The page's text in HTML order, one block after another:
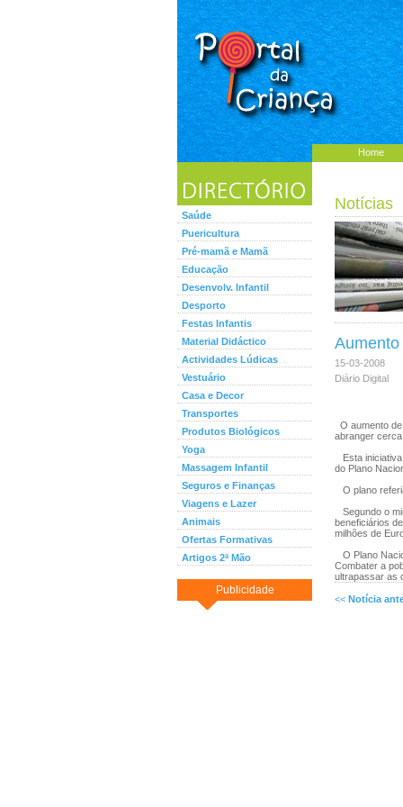
Home
Saúde
Puericultura
Pré-mamã e Mamã
Educação
Desenvolv. Infantil
Desporto
Festas Infantis
Material Didáctico
Actividades Lúdicas
Vestuário
Casa e Decor
Transportes
Produtos Biológicos
Yoga
Massagem Infantil
Seguros e Finanças
Viagens e Lazer
Animais
Ofertas Formativas
Artigos 2ª Mão
Publicidade
Notícias
15-03-2008
Diário Digital
O aumento
abranger cerca
Esta iniciativa
do Plano
O plano
Segundo o
beneficiários
milhões de
O Plano
Combater a
ultrapassar as
<< Notícia